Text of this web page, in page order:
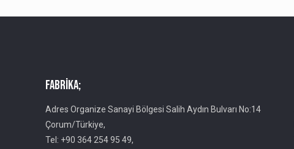
Fabrika;
Adres Organize Sanayi Bölgesi Salih Aydın Bulvarı No:14
Çorum/Türkiye,
Tel: +90 364 254 95 49,